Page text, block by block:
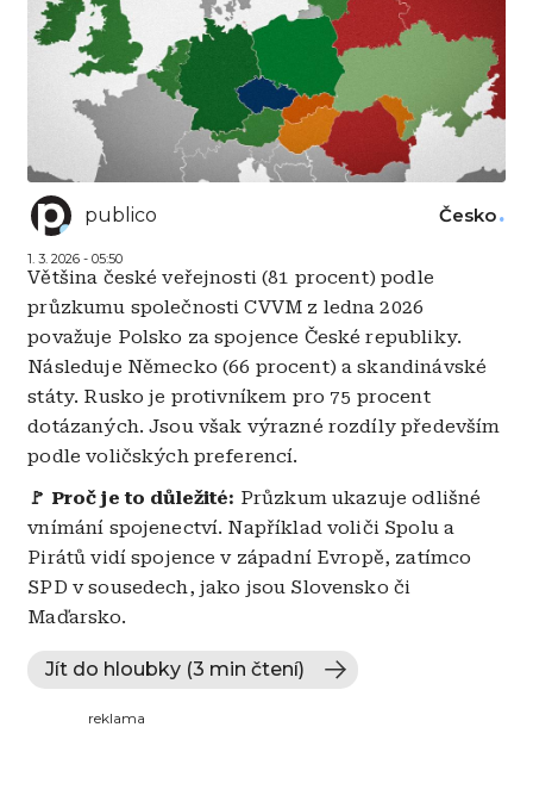
publico
1. 3. 2026 - 05:50
Česko
Většina české veřejnosti (81 procent) podle
průzkumu společnosti CVVM z ledna 2026
považuje Polsko za spojence České republiky.
Následuje Německo (66 procent) a skandinávské
státy. Rusko je protivníkem pro 75 procent
dotázaných. Jsou však výrazné rozdíly především
podle voličských preferencí.
🚩 Proč je to důležité: Průzkum ukazuje odlišné
vnímání spojenectví. Například voliči Spolu a
Pirátů vidí spojence v západní Evropě, zatímco
SPD v sousedech, jako jsou Slovensko či
Maďarsko.
Jít do hloubky (3 min čtení)
reklama